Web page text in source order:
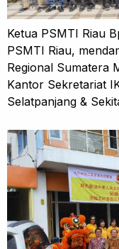
Ketua PSMTI Riau
PSMTI Riau,
Regional Sumatera
Kantor Sekretariat
Selatpanjang &